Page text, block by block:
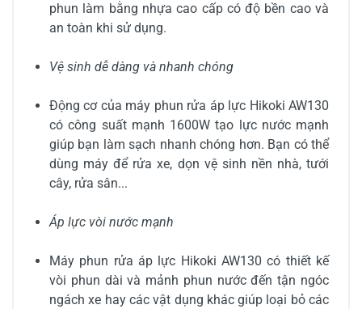
phun làm bằng nhựa cao cấp có độ bền cao và
an toàn khi sử dụng.
Vệ sinh dễ dàng và nhanh chóng
Động cơ của máy phun rửa áp lực Hikoki AW130
có công suất mạnh 1600W tạo lực nước mạnh
giúp bạn làm sạch nhanh chóng hơn. Bạn có thể
dùng máy để rửa xe, dọn vệ sinh nền nhà, tưới
cây, rửa sân...
Áp lực vòi nước mạnh
Máy phun rửa áp lực Hikoki AW130 có thiết kế
vòi phun dài và mảnh phun nước đến tận ngóc
ngách xe hay các vật dụng khác giúp loại bỏ các